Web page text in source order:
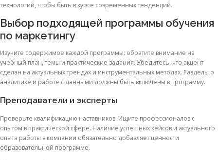
технологий, чтобы быть в курсе современных тенденций.
Выбор подходящей программы обучения
по маркетингу
Изучите содержимое каждой программы: обратите внимание на
учебный план, темы и практические задания. Убедитесь, что акцент
сделан на актуальных трендах и инструментальных методах. Разделы о
аналитике и работе с данными должны быть включены в программу.
Преподаватели и эксперты
Проверьте квалификацию наставников. Ищите профессионалов с
опытом в практической сфере. Наличие успешных кейсов и актуального
опыта работы в компании обязательно добавляет ценности
образовательной программе.